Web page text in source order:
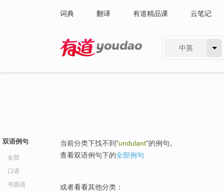
词典 翻译 有道精品课 云笔记
中英
双语例句
全部
口语
书面语
当前分类下找不到"undulant"的例句。
查看双语例句下的全部例句
或者看看其他分类：